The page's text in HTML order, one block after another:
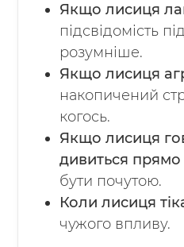
Якщо лисиця
підсвідомість
розумніше.
Якщо лисиця
накопичений
когось.
Якщо лисиця
дивиться прямо
бути почутою.
Коли лисиця
чужого впливу.